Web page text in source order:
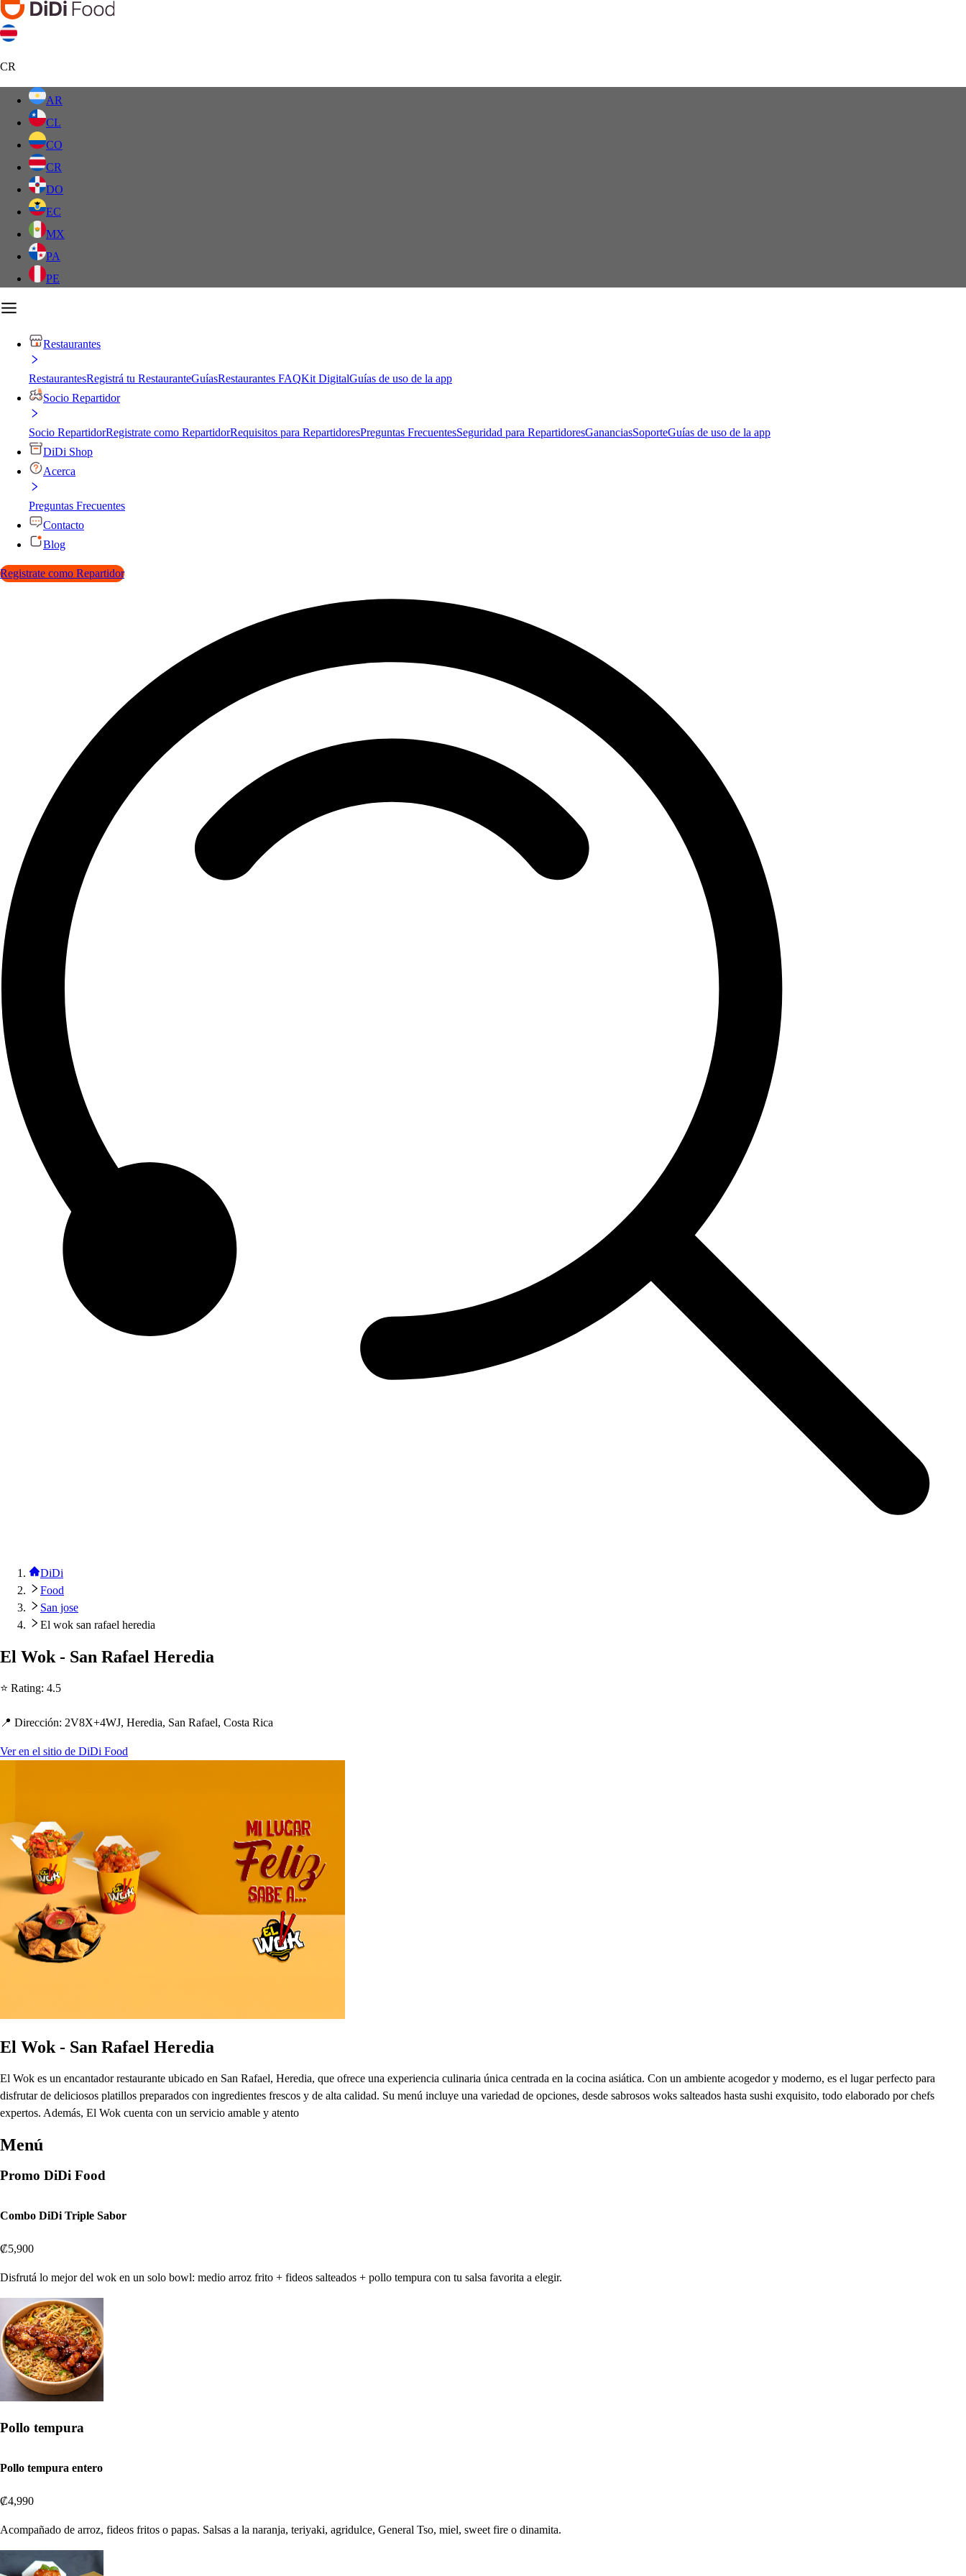
CR
AR
CL
CO
CR
DO
EC
MX
PA
PE
Restaurantes
RestaurantesRegistrá tu RestauranteGuíasRestaurantes FAQKit DigitalGuías de uso de la app
Socio Repartidor
Socio RepartidorRegistrate como RepartidorRequisitos para RepartidoresPreguntas FrecuentesSeguridad para RepartidoresGananciasSoporteGuías de uso de la app
DiDi Shop
Acerca
Preguntas Frecuentes
Contacto
Blog
Registrate como Repartidor
DiDi
Food
San jose
El wok san rafael heredia
El Wok - San Rafael Heredia
⭐ Rating: 4.5
📍 Dirección: 2V8X+4WJ, Heredia, San Rafael, Costa Rica
Ver en el sitio de DiDi Food
El Wok - San Rafael Heredia
El Wok es un encantador restaurante ubicado en San Rafael, Heredia, que ofrece una experiencia culinaria única centrada en la cocina asiática. Con un ambiente acogedor y moderno, es el lugar perfecto para
disfrutar de deliciosos platillos preparados con ingredientes frescos y de alta calidad. Su menú incluye una variedad de opciones, desde sabrosos woks salteados hasta sushi exquisito, todo elaborado por chefs
expertos. Además, El Wok cuenta con un servicio amable y atento
Menú
Promo DiDi Food
Combo DiDi Triple Sabor
₡5,900
Disfrutá lo mejor del wok en un solo bowl: medio arroz frito + fideos salteados + pollo tempura con tu salsa favorita a elegir.
Pollo tempura
Pollo tempura entero
₡4,990
Acompañado de arroz, fideos fritos o papas. Salsas a la naranja, teriyaki, agridulce, General Tso, miel, sweet fire o dinamita.